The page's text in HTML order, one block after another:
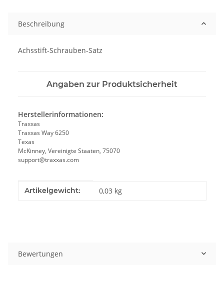
Beschreibung
Achsstift-Schrauben-Satz
Angaben zur Produktsicherheit
Herstellerinformationen:
Traxxas
Traxxas Way 6250
Texas
McKinney, Vereinigte Staaten, 75070
support@traxxas.com
Produkteigenschaft
Wert
Artikelgewicht: 0,03 kg
Bewertungen